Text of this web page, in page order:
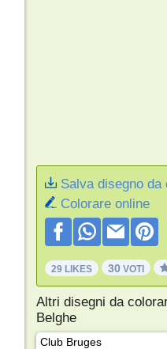
Salva disegno da
Colorare online
29 LIKES 30 VOTI
Altri disegni da
Belghe
Club Bruges